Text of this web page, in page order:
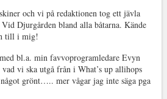
och vi på redaktionen tog ett jävla
Djurgården bland alla båtarna. Kände
till i mig!
bl.a. min favvoprogramledare Evyn
vi ska utgå från i What’s up allihops
grönt….. mer vågar jag inte säga pga